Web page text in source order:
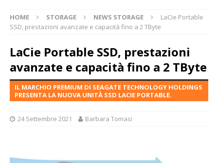
HOME STORAGE NEWS STORAGE
LaCie Portable
SSD, prestazioni avanzate e capacità fino a 2 TByte
LaCie Portable SSD, prestazioni
avanzate e capacità fino a 2 TByte
IL MARCHIO PREMIUM DI SEAGATE TECHNOLOGY HOLDINGS
PRESENTA LA NUOVA UNITÀ SSD LACIE PORTABLE.
24 Settembre 2021 Barbara Tomasi